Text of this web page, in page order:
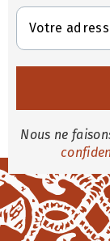
Nous ne